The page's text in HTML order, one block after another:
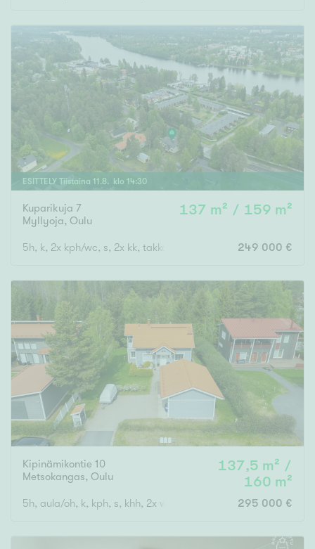
ESITTELY Tiistaina 11 .8. klo 14:30
Kuparikuja 7
Myllyoja, Oulu
137 m² / 159 m²
5h, k, 2x kph/wc, s, 2x kk, takkah., vh, var., at 249 000 €
Kipinämikontie 10
Metsokangas, Oulu
137,5 m² /
160 m²
5h, aula/oh, k, kph, s, khh, 2x wc, ter., parv., vh, var, ak
295 000 €